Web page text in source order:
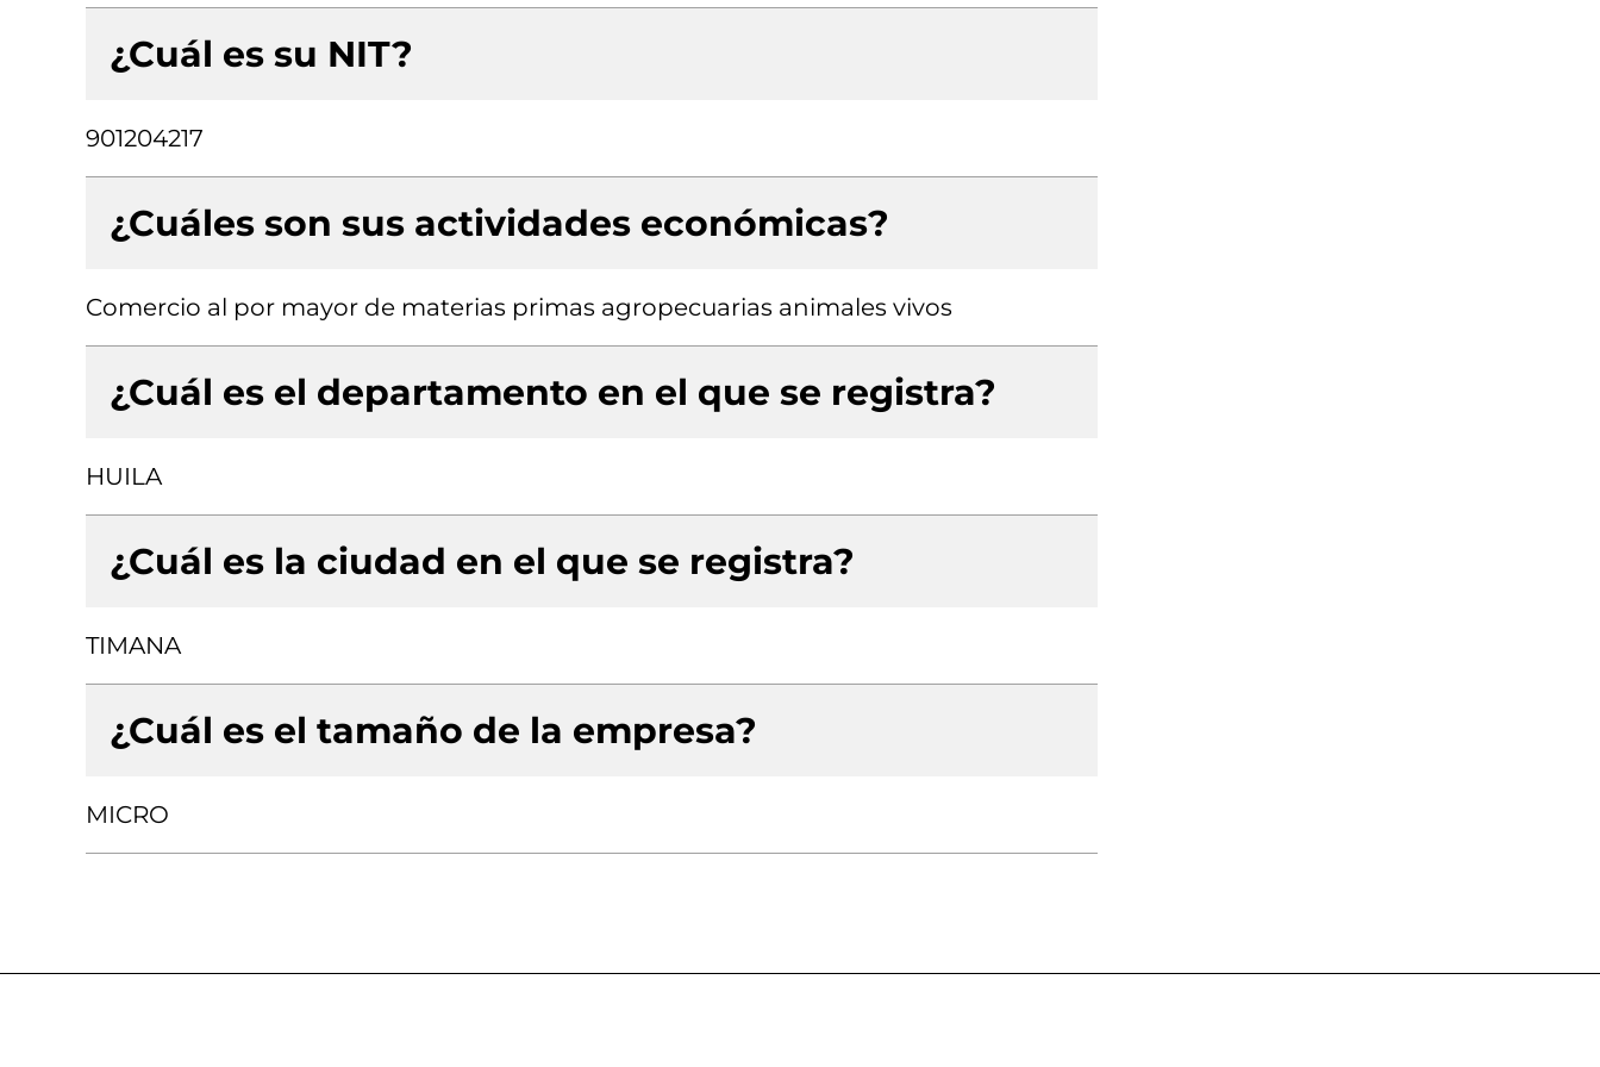
¿Cuál es su NIT?
901204217
¿Cuáles son sus actividades económicas?
Comercio al por mayor de materias primas agropecuarias animales vivos
¿Cuál es el departamento en el que se registra?
HUILA
¿Cuál es la ciudad en el que se registra?
TIMANA
¿Cuál es el tamaño de la empresa?
MICRO